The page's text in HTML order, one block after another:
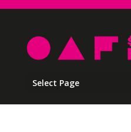
Select Page